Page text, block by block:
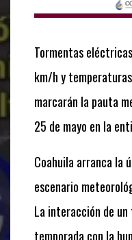
Tormentas
km/h y
marcarán la pauta
25 de mayo en la
Coahuila arranca la
escenario
La interacción de
temporada con la